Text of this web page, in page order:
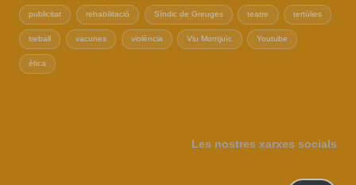
publicitat rehabilitació Síndic de Greuges teatre tertúlies
treball vacunes violència Viu Montjuïc Youtube
ètica
Les nostres xarxes socials